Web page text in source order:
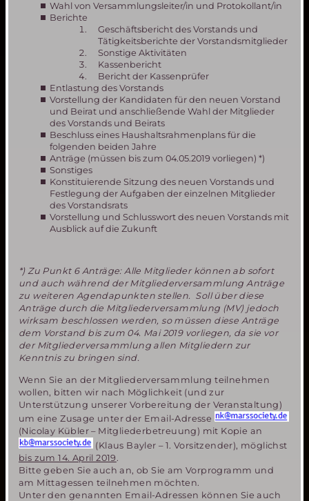
Wahl von Versammlungsleiter/in und Protokollant/in
Berichte
Geschäftsbericht des Vorstands und
Tätigkeitsberichte der Vorstandsmitglieder
Sonstige Aktivitäten
Kassenbericht
Bericht der Kassenprüfer
Entlastung des Vorstands
Vorstellung der Kandidaten für den neuen Vorstand
und Beirat und anschließende Wahl der Mitglieder
des Vorstands und Beirats
Beschluss eines Haushaltsrahmenplans für die
folgenden beiden Jahre
Anträge (müssen bis zum 04.05.2019 vorliegen) *)
Sonstiges
Konstituierende Sitzung des neuen Vorstands und
Festlegung der Aufgaben der einzelnen Mitglieder
des Vorstandsrats
Vorstellung und Schlusswort des neuen Vorstands mit
Ausblick auf die Zukunft
*) Zu Punkt 6 Anträge: Alle Mitglieder können ab sofort
und auch während der Mitgliederversammlung Anträge
zu weiteren Agendapunkten stellen. Soll über diese
Anträge durch die Mitgliederversammlung (MV) jedoch
wirksam beschlossen werden, so müssen diese Anträge
dem Vorstand bis zum 04. Mai 2019 vorliegen, da sie vor
der Mitgliederversammlung allen Mitgliedern zur
Kenntnis zu bringen sind.
Wenn Sie an der Mitgliederversammlung teilnehmen
wollen, bitten wir nach Möglichkeit (und zur
Unterstützung unserer Vorbereitung der Veranstaltung)
um eine Zusage unter der Email-Adresse
(Nicolay Kübler – Mitgliederbetreuung) mit Kopie an
(Klaus Bayler – 1. Vorsitzender), möglichst
bis zum 14. April 2019 .
Bitte geben Sie auch an, ob Sie am Vorprogramm und
am Mittagessen teilnehmen möchten.
Unter den genannten Email-Adressen können Sie auch